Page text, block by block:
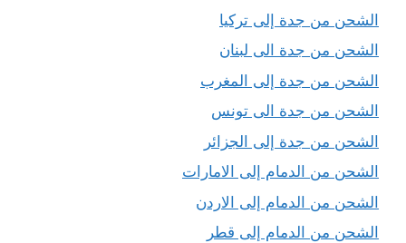
الشحن من جدة إلى تركيا
الشحن من جدة الى لبنان
الشحن من جدة إلى المغرب
الشحن من جدة الى تونس
الشحن من جدة إلى الجزائر
الشحن من الدمام إلى الامارات
الشحن من الدمام إلى الاردن
الشحن من الدمام إلى قطر